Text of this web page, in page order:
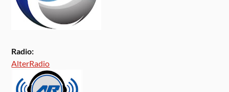
Radio:
AlterRadio